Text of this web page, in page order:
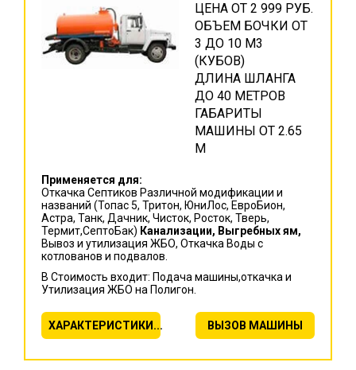
ЦЕНА ОТ 2 999 РУБ.
ОБЪЕМ БОЧКИ ОТ
3 ДО 10 М3
(КУБОВ)
ДЛИНА ШЛАНГА
ДО 40 МЕТРОВ
ГАБАРИТЫ
МАШИНЫ ОТ 2.65
М
Применяется для:
Откачка Септиков Различной модификации и
названий (Топас 5, Тритон, ЮниЛос, ЕвроБион,
Астра, Танк, Дачник, Чисток, Росток, Тверь,
Термит,СептоБак) Канализации, Выгребных ям,
Вывоз и утилизация ЖБО, Откачка Воды с
котлованов и подвалов.
В Стоимость входит: Подача машины,откачка и
Утилизация ЖБО на Полигон.
ХАРАКТЕРИСТИКИ... ВЫЗОВ МАШИНЫ